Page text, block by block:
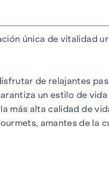
única de vitalidad
de relajantes
un estilo de
más alta calidad de
amantes de la